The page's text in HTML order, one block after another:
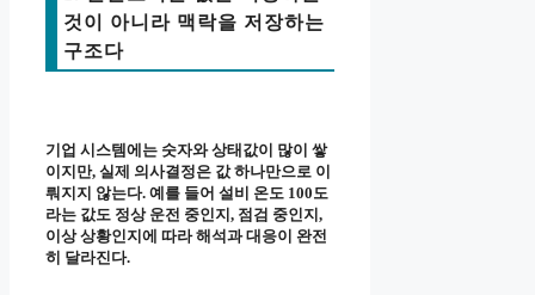
것이 아니라 맥락을 저장하는
구조다
기업 시스템에는 숫자와 상태값이 많이 쌓
이지만, 실제 의사결정은 값 하나만으로 이
뤄지지 않는다. 예를 들어 설비 온도 100도
라는 값도 정상 운전 중인지, 점검 중인지,
이상 상황인지에 따라 해석과 대응이 완전
히 달라진다.